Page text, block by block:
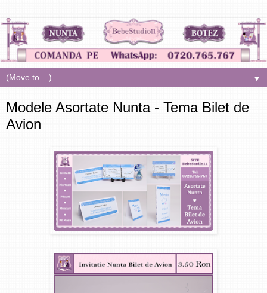
▼
Modele Asortate Nunta - Tema Bilet de
Avion